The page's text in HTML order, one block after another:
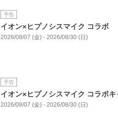
予告
イオン×ヒプノシスマイク コラボ
2026/08/07 (金) - 2026/08/30 (日)
予告
イオン×ヒプノシスマイク コラボ
2026/08/07 (金) - 2026/08/30 (日)